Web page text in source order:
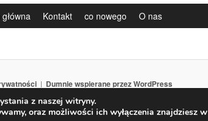
Kontakt co nowego O nas
Dumnie wspierane przez WordPress
z naszej witryny.
oraz możliwości ich wyłączenia znajdziesz w